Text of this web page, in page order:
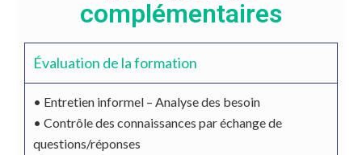
complémentaires
Évaluation de la formation
• Entretien informel – Analyse des besoin
• Contrôle des connaissances par échange de
questions/réponses